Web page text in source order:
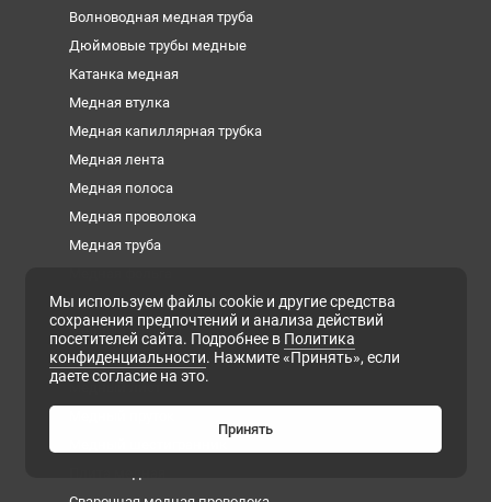
Волноводная медная труба
Дюймовые трубы медные
Катанка медная
Медная втулка
Медная капиллярная трубка
Медная лента
Медная полоса
Медная проволока
Медная труба
Медная шина
Медный квадрат
Медный круг
Мы используем файлы cookie и другие средства
сохранения предпочтений и анализа действий
посетителей сайта. Подробнее в Политика
конфиденциальности. Нажмите «Принять», если
даете согласие на это.
Принять